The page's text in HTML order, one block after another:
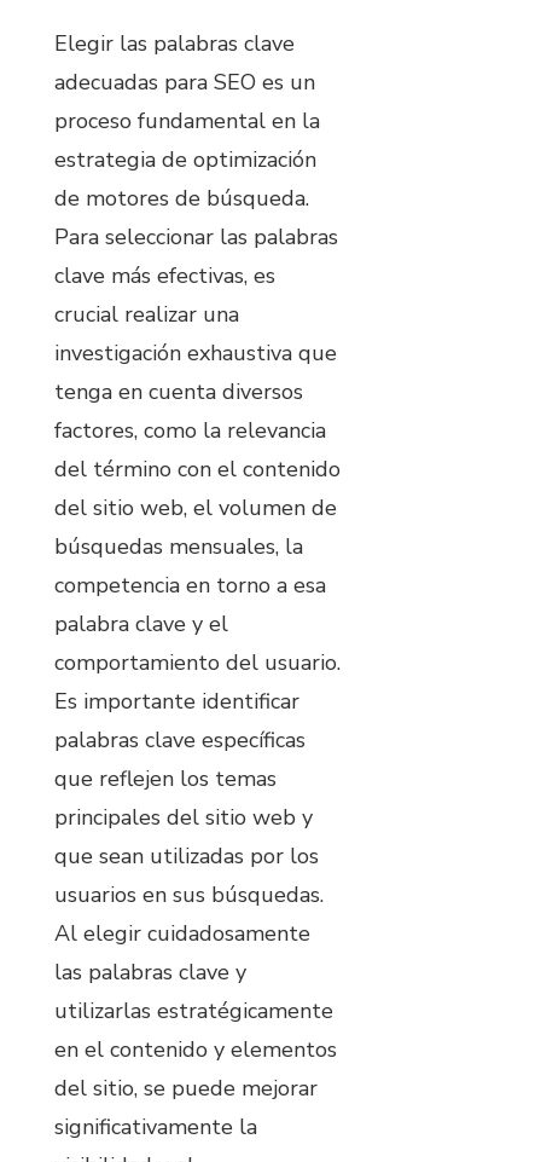
Elegir las palabras clave
adecuadas para SEO es un
proceso fundamental en la
estrategia de optimización
de motores de búsqueda.
Para seleccionar las palabras
clave más efectivas, es
crucial realizar una
investigación exhaustiva que
tenga en cuenta diversos
factores, como la relevancia
del término con el contenido
del sitio web, el volumen de
búsquedas mensuales, la
competencia en torno a esa
palabra clave y el
comportamiento del usuario.
Es importante identificar
palabras clave específicas
que reflejen los temas
principales del sitio web y
que sean utilizadas por los
usuarios en sus búsquedas.
Al elegir cuidadosamente
las palabras clave y
utilizarlas estratégicamente
en el contenido y elementos
del sitio, se puede mejorar
significativamente la